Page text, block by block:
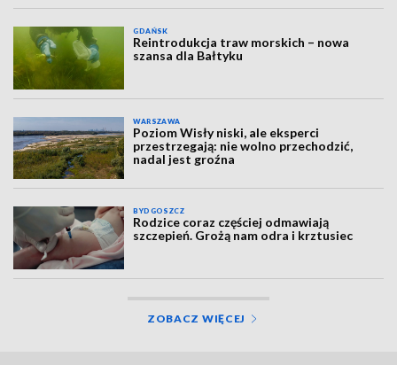
GDAŃSK
Reintrodukcja traw morskich – nowa
szansa dla Bałtyku
WARSZAWA
Poziom Wisły niski, ale eksperci
przestrzegają: nie wolno przechodzić,
nadal jest groźna
BYDGOSZCZ
Rodzice coraz częściej odmawiają
szczepień. Grożą nam odra i krztusiec
ZOBACZ WIĘCEJ